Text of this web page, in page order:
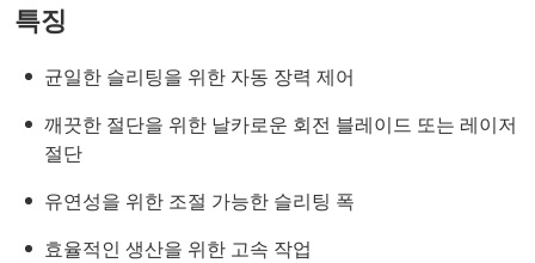
특징
균일한 슬리팅을 위한 자동 장력 제어
깨끗한 절단을 위한 날카로운 회전 블레이드 또는 레이저
절단
유연성을 위한 조절 가능한 슬리팅 폭
효율적인 생산을 위한 고속 작업